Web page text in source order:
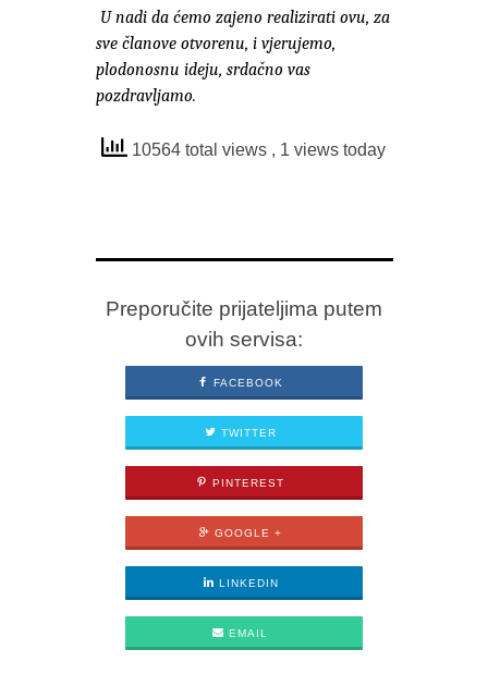
U nadi da ćemo zajeno realizirati ovu, za
sve članove otvorenu, i vjerujemo,
plodonosnu ideju, srdačno vas
pozdravljamo.
10564 total views , 1 views today
Preporučite prijateljima putem
ovih servisa:
FACEBOOK
TWITTER
PINTEREST
GOOGLE +
LINKEDIN
EMAIL